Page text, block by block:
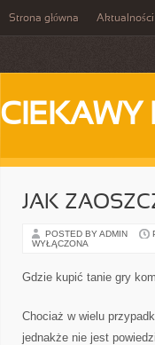
Strona główna Aktualności
CIEKAWY
JAK
POSTED BY ADMIN
WYŁĄCZONA
Gdzie kupić tanie gry
Chociaż w wielu
jednakże nie jest